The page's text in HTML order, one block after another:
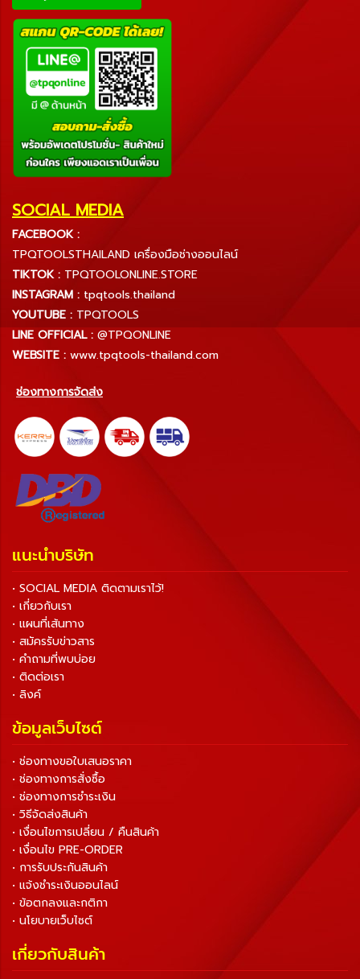
SOCIAL MEDIA
FACEBOOK :
TPQTOOLSTHAILAND เครื่องมือช่างออนไลน์
TIKTOK : TPQTOOLONLINE.STORE
INSTAGRAM : tpqtools.thailand
YOUTUBE : TPQTOOLS
LINE OFFICIAL : @TPQONLINE
WEBSITE : www.tpqtools-thailand.com
ช่องทางการจัดส่ง
แนะนำบริษัท
• SOCIAL MEDIA ติดตามเราไว้!
• เกี่ยวกับเรา
• แผนที่เส้นทาง
• สมัครรับข่าวสาร
• คำถามที่พบบ่อย
• ติดต่อเรา
• ลิงค์
ข้อมูลเว็บไซต์
• ช่องทางขอใบเสนอราคา
• ช่องทางการสั่งซื้อ
• ช่องทางการชำระเงิน
• วิธีจัดส่งสินค้า
• เงื่อนไขการเปลี่ยน / คืนสินค้า
• เงื่อนไข PRE-ORDER
• การรับประกันสินค้า
• แจ้งชำระเงินออนไลน์
• ข้อตกลงและกติกา
• นโยบายเว็บไซต์
เกี่ยวกับสินค้า